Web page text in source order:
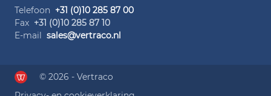
Telefoon +31 (0)10 285 87 00
Fax +31 (0)10 285 87 10
E-mail sales@vertraco.nl
© 2026 - Vertraco